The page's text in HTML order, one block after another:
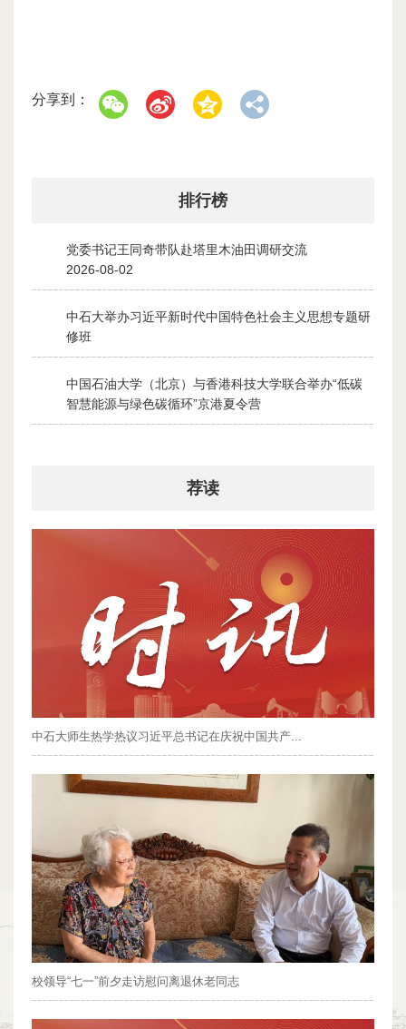
分享到：
排行榜
党委书记王同奇带队赴塔里木油田调研交流
2026-08-02
中石大举办习近平新时代中国特色社会主义思想专题研
修班
2026-07-28
中国石油大学（北京）与香港科技大学联合举办“低碳
智慧能源与绿色碳循环”京港夏令营
2026-07-30
荐读
中石大师生热学热议习近平总书记在庆祝中国共产...
校领导“七一”前夕走访慰问离退休老同志